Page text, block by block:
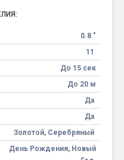
0.8 "
11
До 15 сек
До 20 м
Да
Да
Золотой, Серебряный
День Рождения, Новый